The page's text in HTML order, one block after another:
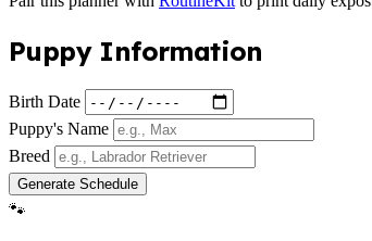
Puppy Information
Birth Date
Puppy's Name
Breed
Generate Schedule
🐾